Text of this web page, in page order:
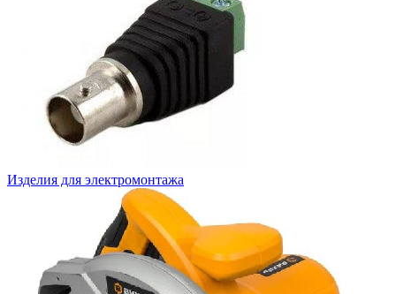
Изделия для электромонтажа